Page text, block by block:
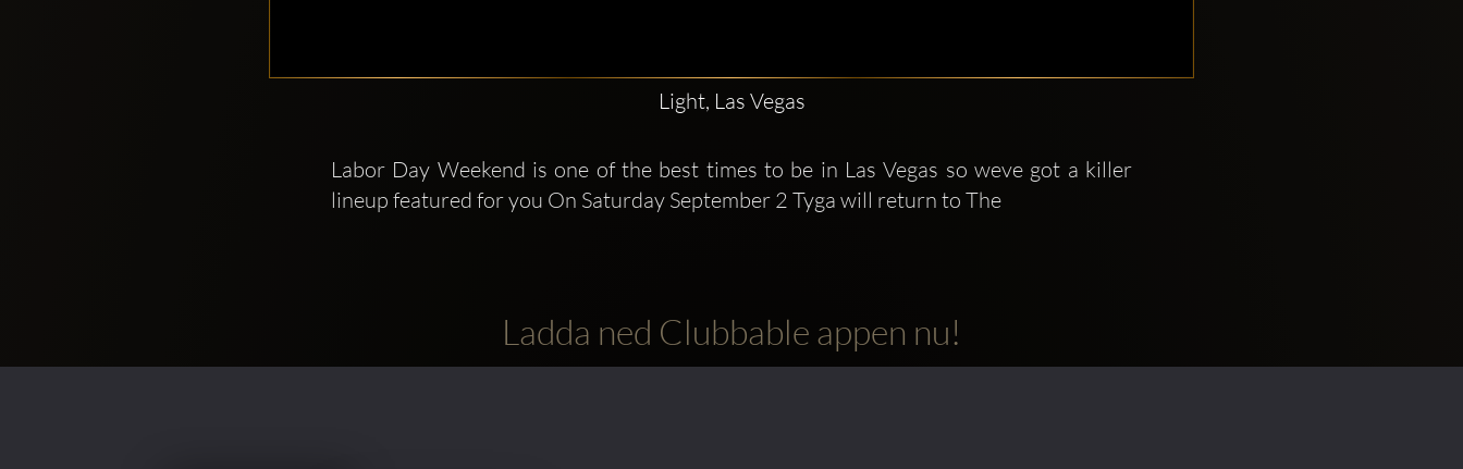
Light, Las Vegas
Labor Day Weekend is one of the best times to be in Las Vegas so weve got a killer
lineup featured for you On Saturday September 2 Tyga will return to The
Ladda ned Clubbable appen nu!